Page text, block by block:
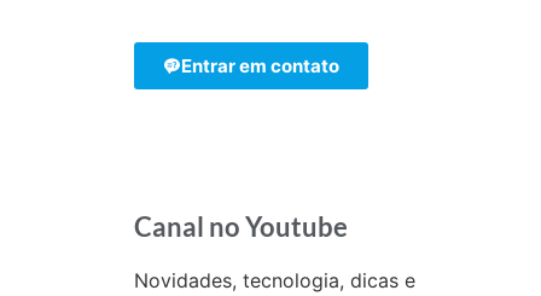
Entrar em contato
Canal no Youtube
Novidades, tecnologia, dicas e